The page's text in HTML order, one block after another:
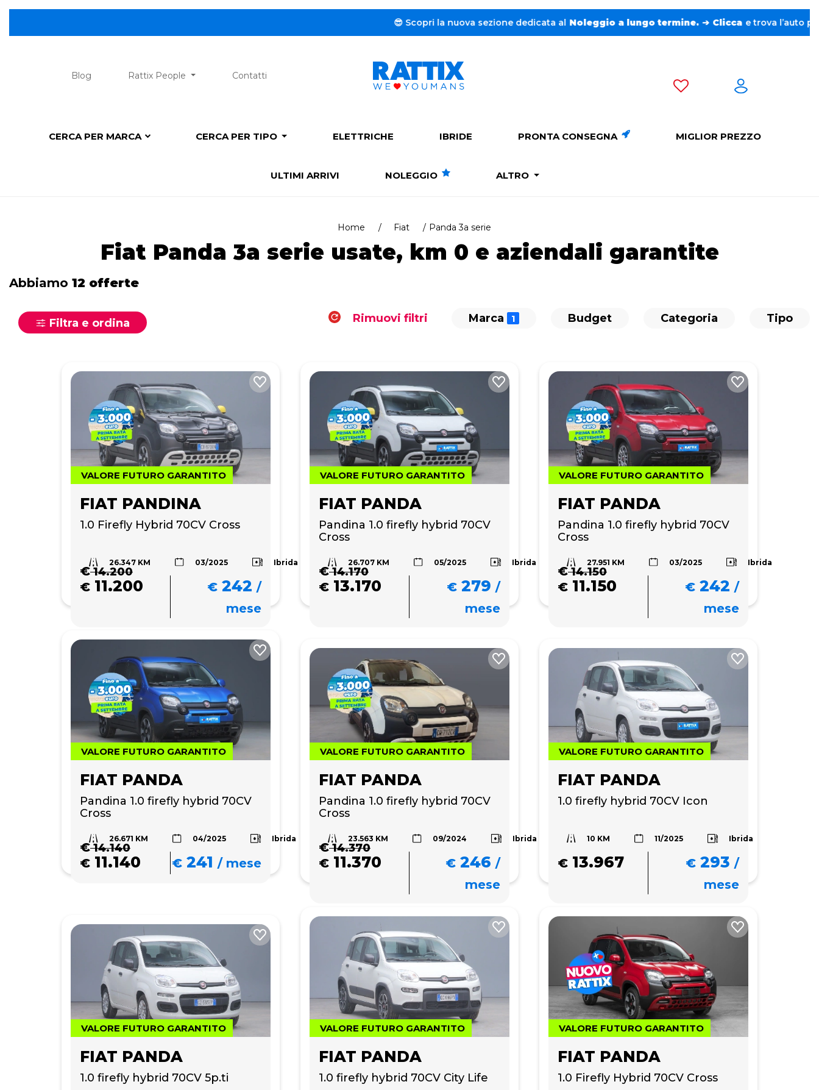
😎 Scopri la nuova sezione dedicata al Noleggio a lungo termine. ➔ Clicca e trova l’auto perfetta senza
Blog Rattix People Contatti
CERCA PER MARCA CERCA PER TIPO ELETTRICHE IBRIDE PRONTA CONSEGNA MIGLIOR PREZZO
ULTIMI ARRIVI NOLEGGIO ALTRO
Home Fiat Panda 3a serie
Fiat Panda 3a serie usate, km 0 e aziendali garantite
Abbiamo 12 offerte
Filtra e ordina Rimuovi filtri Marca Budget Categoria Tipo
VALORE FUTURO GARANTITO
FIAT PANDINA
1.0 Firefly Hybrid 70CV Cross
26.347 KM 03/2025 Ibrida
€14.200
€ 11.200 € 242 /
mese
VALORE FUTURO GARANTITO
FIAT PANDA
Pandina 1.0 firefly hybrid 70CV
Cross
26.707 KM 05/2025 Ibrida
€14.170
€ 13.170 € 279 /
mese
VALORE FUTURO GARANTITO
FIAT PANDA
Pandina 1.0 firefly hybrid 70CV
Cross
27.951 KM 03/2025 Ibrida
€14.150
€ 11.150 € 242 /
mese
VALORE FUTURO GARANTITO
FIAT PANDA
Pandina 1.0 firefly hybrid 70CV
Cross
26.671 KM 04/2025 Ibrida
€14.140
€ 11.140 € 241 / mese
VALORE FUTURO GARANTITO
FIAT PANDA
Pandina 1.0 firefly hybrid 70CV
Cross
23.563 KM 09/2024 Ibrida
€14.370
€ 11.370 € 246 /
mese
VALORE FUTURO GARANTITO
FIAT PANDA
1.0 firefly hybrid 70CV Icon
10 KM 11/2025 Ibrida
€ 13.967 € 293 /
mese
VALORE FUTURO GARANTITO
FIAT PANDA
1.0 firefly hybrid 70CV 5p.ti
VALORE FUTURO GARANTITO
FIAT PANDA
1.0 firefly hybrid 70CV City Life
VALORE FUTURO GARANTITO
FIAT PANDA
1.0 Firefly Hybrid 70CV Cross